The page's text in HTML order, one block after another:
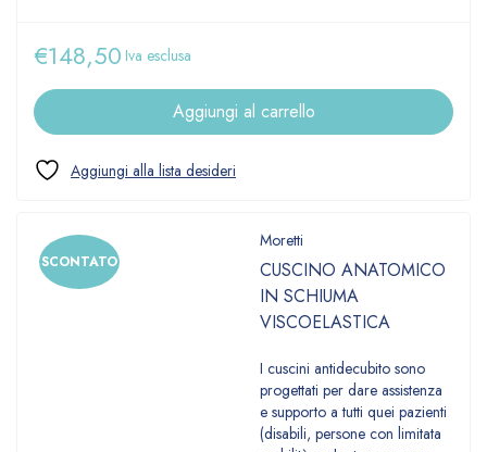
€148,50 Iva esclusa
Aggiungi al carrello
SCONTATO
Moretti
CUSCINO ANATOMICO
IN SCHIUMA
VISCOELASTICA
I cuscini antidecubito sono
progettati per dare assistenza
e supporto a tutti quei pazienti
(disabili, persone con limitata